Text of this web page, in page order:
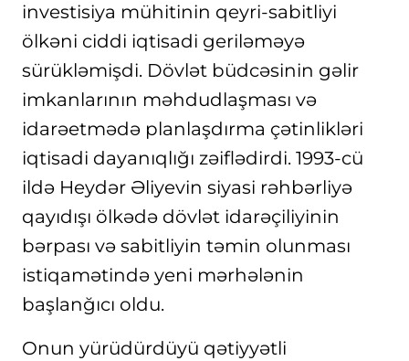
investisiya mühitinin qeyri-sabitliyi
ölkəni ciddi iqtisadi geriləməyə
sürükləmişdi. Dövlət büdcəsinin gəlir
imkanlarının məhdudlaşması və
idarəetmədə planlaşdırma çətinlikləri
iqtisadi dayanıqlığı zəiflədirdi. 1993-cü
ildə Heydər Əliyevin siyasi rəhbərliyə
qayıdışı ölkədə dövlət idarəçiliyinin
bərpası və sabitliyin təmin olunması
istiqamətində yeni mərhələnin
başlanğıcı oldu.
Onun yürüdürdüyü qətiyyətli